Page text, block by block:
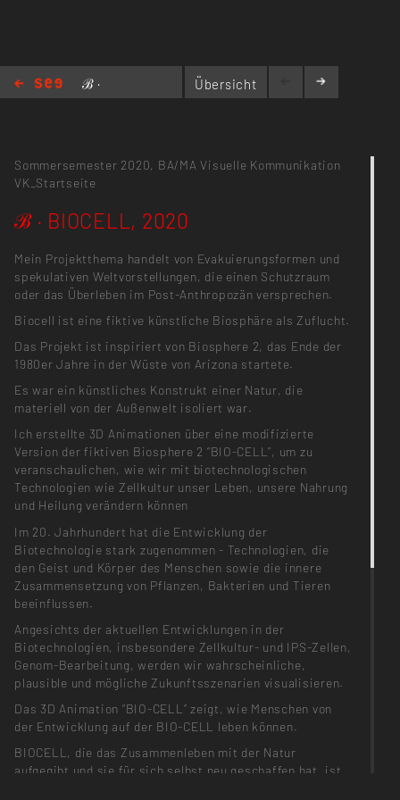
ℬ ·
Übersicht
Sommersemester 2020, BA/MA Visuelle Kommunikation
VK_Startseite
ℬ · BIOCELL, 2020
Mein Projektthema handelt von Evakuierungsformen und
spekulativen Weltvorstellungen, die einen Schutzraum
oder das Überleben im Post-Anthropozän versprechen.
Biocell ist eine fiktive künstliche Biosphäre als Zuflucht.
Das Projekt ist inspiriert von Biosphere 2, das Ende der
1980er Jahre in der Wüste von Arizona startete.
Es war ein künstliches Konstrukt einer Natur, die
materiell von der Außenwelt isoliert war.
Ich erstellte 3D Animationen über eine modifizierte
Version der fiktiven Biosphere 2 “BIO-CELL”, um zu
veranschaulichen, wie wir mit biotechnologischen
Technologien wie Zellkultur unser Leben, unsere Nahrung
und Heilung verändern können
Im 20. Jahrhundert hat die Entwicklung der
Biotechnologie stark zugenommen - Technologien, die
den Geist und Körper des Menschen sowie die innere
Zusammensetzung von Pflanzen, Bakterien und Tieren
beeinflussen.
Angesichts der aktuellen Entwicklungen in der
Biotechnologien, insbesondere Zellkultur- und IPS-Zellen,
Genom-Bearbeitung, werden wir wahrscheinliche,
plausible und mögliche Zukunftsszenarien visualisieren.
Das 3D Animation “BIO-CELL” zeigt, wie Menschen von
der Entwicklung auf der BIO-CELL leben können.
BIOCELL, die das Zusammenleben mit der Natur
aufgegibt und sie für sich selbst neu geschaffen hat, ist